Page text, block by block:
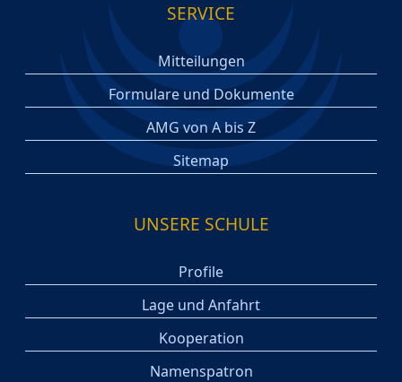
SERVICE
Mitteilungen
Formulare und Dokumente
AMG von A bis Z
Sitemap
UNSERE SCHULE
Profile
Lage und Anfahrt
Kooperation
Namenspatron